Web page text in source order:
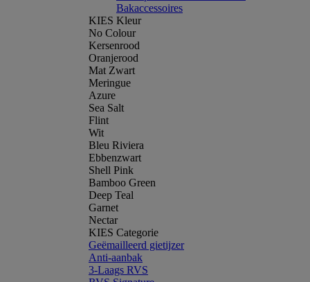
Bakaccessoires
KIES Kleur
No Colour
Kersenrood
Oranjerood
Mat Zwart
Meringue
Azure
Sea Salt
Flint
Wit
Bleu Riviera
Ebbenzwart
Shell Pink
Bamboo Green
Deep Teal
Garnet
Nectar
KIES Categorie
Geëmailleerd gietijzer
Anti-aanbak
3-Laags RVS